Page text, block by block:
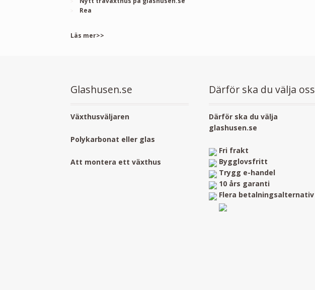
Rea
Läs mer>>
Glashusen.se
Växthusväljaren
Polykarbonat eller glas
Att montera ett växthus
Därför ska du välja oss
Därför ska du välja
glashusen.se
Fri frakt
Bygglovsfritt
Trygg e-handel
10 års garanti
Flera betalningsalternativ